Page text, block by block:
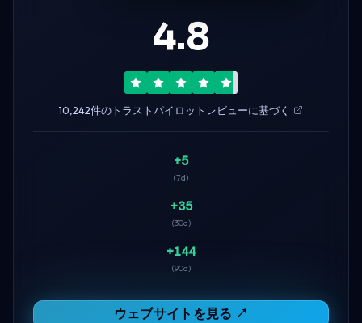
4.8
10,242件のトラストパイロットレビューに基づく
+5
(7d)
+35
(30d)
+144
(90d)
ウェブサイトを見る ↗